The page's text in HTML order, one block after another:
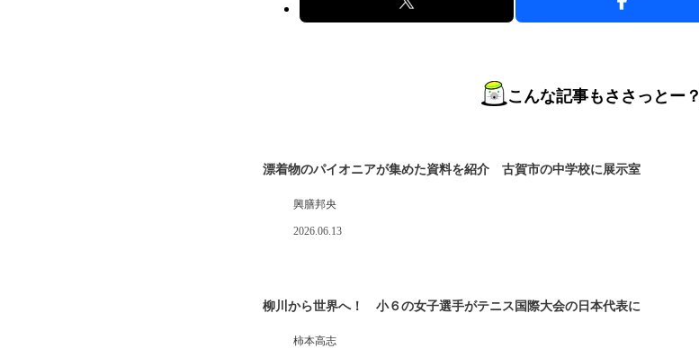
こんな記事もささっとー？
漂着物のパイオニアが集めた資料を紹介 古賀市の中学校に展示室
興膳邦央
2026.06.13
柳川から世界へ！ 小６の女子選手がテニス国際大会の日本代表に
柿本高志